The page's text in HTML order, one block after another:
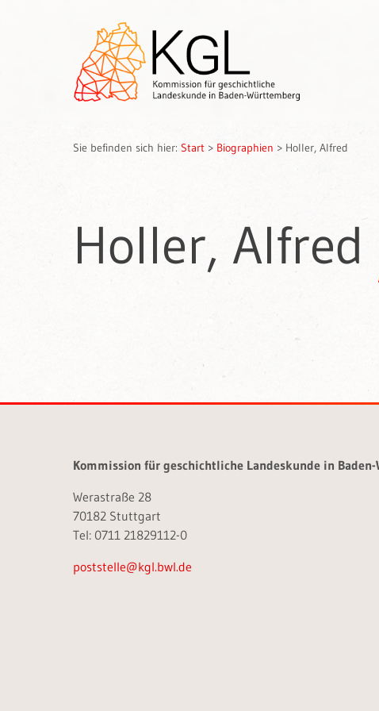
Sie befinden sich hier: Start > Biographien > Holler, Alfred
Holler, Alfred
Kommission für geschichtliche Landeskunde in
Werastraße 28
70182 Stuttgart
Tel: 0711 21829112-0
poststelle@kgl.bwl.de